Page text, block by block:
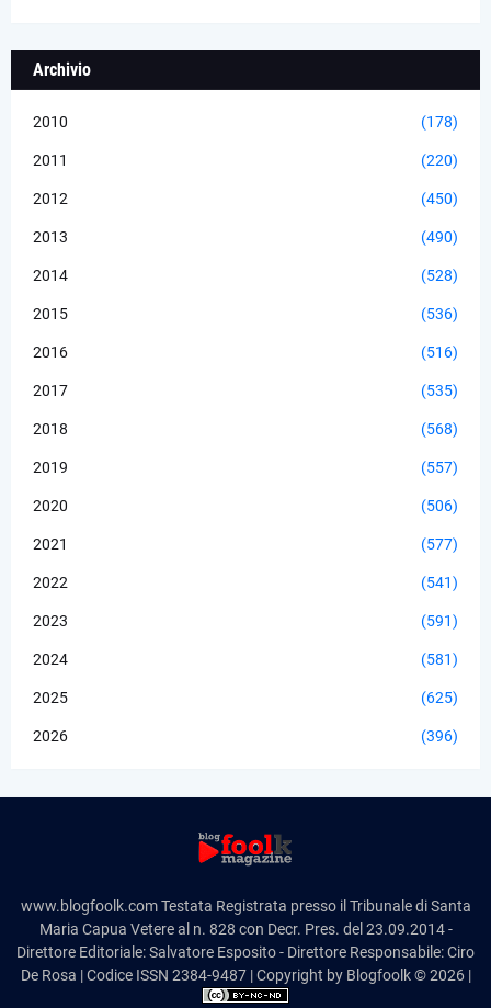
Archivio
2010 (178)
2011 (220)
2012 (450)
2013 (490)
2014 (528)
2015 (536)
2016 (516)
2017 (535)
2018 (568)
2019 (557)
2020 (506)
2021 (577)
2022 (541)
2023 (591)
2024 (581)
2025 (625)
2026 (396)
www.blogfoolk.com Testata Registrata presso il Tribunale di Santa
Maria Capua Vetere al n. 828 con Decr. Pres. del 23.09.2014 -
Direttore Editoriale: Salvatore Esposito - Direttore Responsabile: Ciro
De Rosa | Codice ISSN 2384-9487 | Copyright by Blogfoolk © 2026 |